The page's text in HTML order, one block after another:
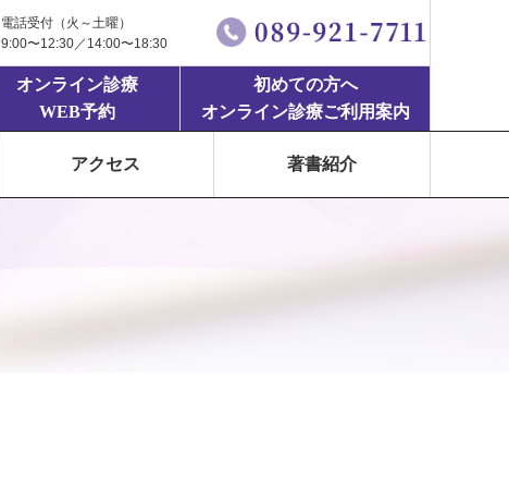
電話受付（火～土曜）
9:00〜12:30／14:00〜18:30
オンライン診療
WEB予約
初めての方へ
オンライン診療ご利用案内
アクセス 著書紹介